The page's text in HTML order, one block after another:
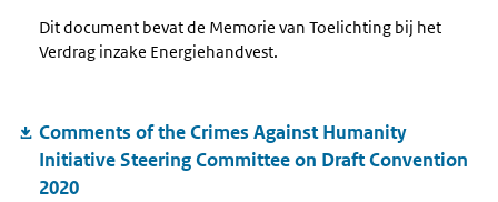
Dit document bevat de Memorie van Toelichting bij het
Verdrag inzake Energiehandvest.
Comments of the Crimes Against Humanity
Initiative Steering Committee on Draft Convention
2020